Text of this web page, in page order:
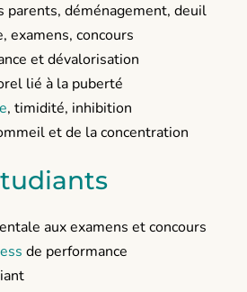
parents, déménagement, deuil
examens, concours
et dévalorisation
lié à la puberté
, timidité, inhibition
et de la concentration
aux examens et concours
de performance